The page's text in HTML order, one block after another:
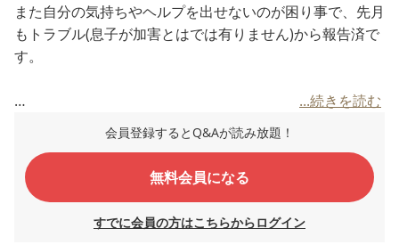
また自分の気持ちやヘルプを出せないのが困り事で、先月
もトラブル(息子が加害とはでは有りません)から報告済で
す。
今月生活科の校外学習を経て、班ごとにまとめた発表会が
５人グループで、息子以外はみんな交流級児です。
発表会含め練習が４回ありました…がっ、息子は本番含め
発言しなかったと報告がありました。
｢支援員も(時々)入ってたんですが？…集中出来てなかった
...続きを読む
会員登録するとQ&Aが読み放題！
無料会員になる
すでに会員の方はこちらからログイン